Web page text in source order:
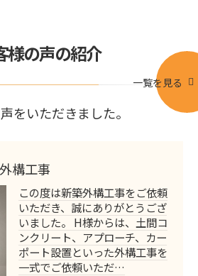
様の声の紹介
をいただきました。
一覧を見る
構工事
この度は新築外構工事をご依頼
いただき、誠にありがとうござ
いました。 H様からは、土間コ
ンクリート、アプローチ、カー
ポート設置といった外構工事を
一式でご依頼いただ…